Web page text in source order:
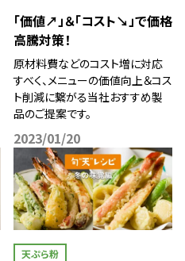
「価値↗」＆「コスト↘」で価格
高騰対策！
原材料費などのコスト増に対応
すべく、メニューの価値向上＆コス
ト削減に繋がる当社おすすめ製
品のご提案です。
2023/01/20
天ぷら粉